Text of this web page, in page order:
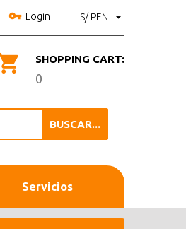
S/ PEN
Login
SHOPPING CART:
0
BUSCAR...
Servicios